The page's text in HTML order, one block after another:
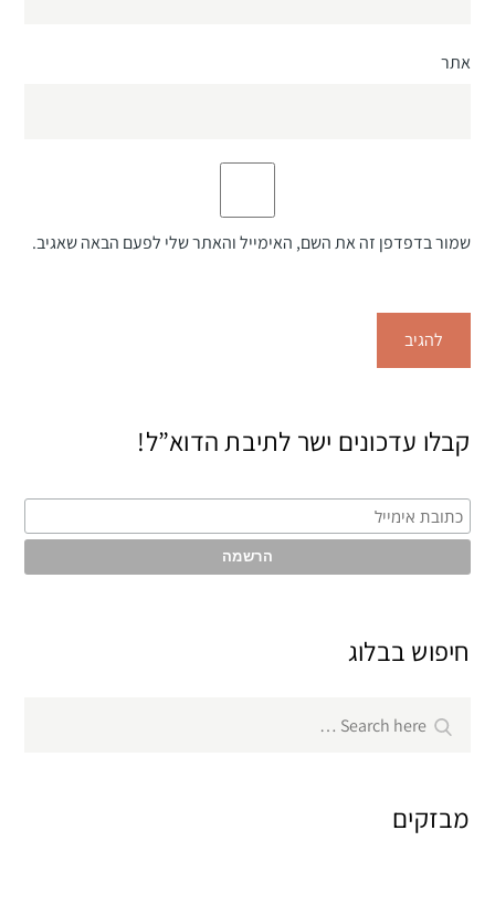
אתר
שמור בדפדפן זה את השם, האימייל והאתר שלי לפעם הבאה שאגיב.
קבלו עדכונים ישר לתיבת הדוא”ל!
חיפוש בבלוג
for:
Search
מבזקים